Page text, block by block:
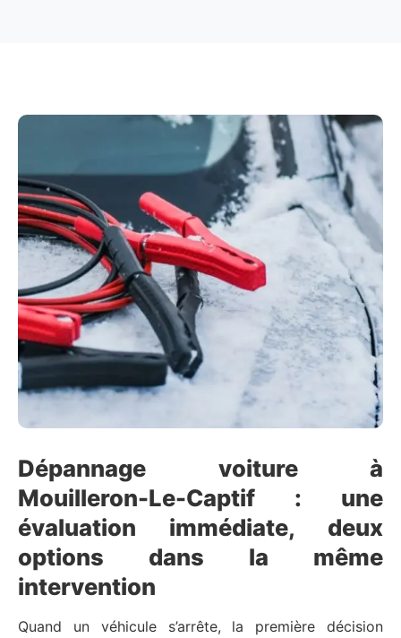
Dépannage voiture à
Mouilleron-Le-Captif : une
évaluation immédiate, deux
options dans la même
intervention
Quand un véhicule s’arrête, la première décision